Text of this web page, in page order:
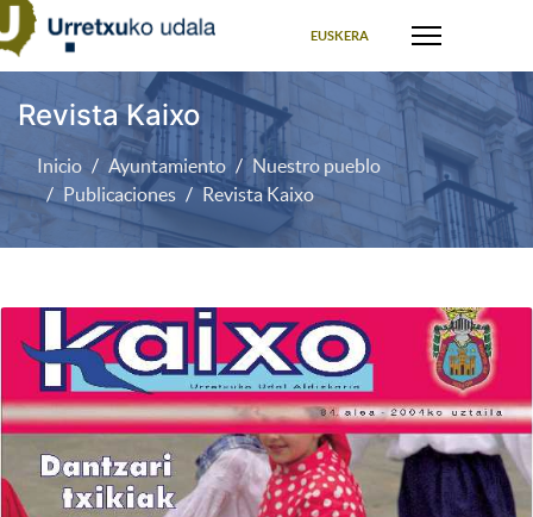
EUSKERA
Revista Kaixo
Inicio Ayuntamiento
Nuestro pueblo
Publicaciones
Revista Kaixo